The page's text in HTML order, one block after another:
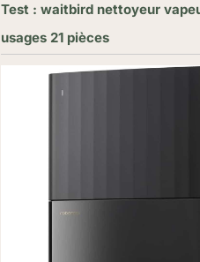
Test : waitbird nettoyeur
usages 21 pièces